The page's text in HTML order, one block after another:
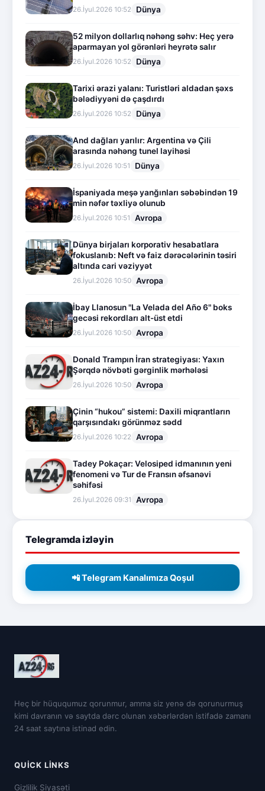
26.İyul.2026 10:52 Dünya
52 milyon dollarlıq nəhəng səhv: Heç yerə
aparmayan yol görənləri heyrətə salır
26.İyul.2026 10:52 Dünya
Tarixi ərazi yalanı: Turistləri aldadan şəxs
bələdiyyəni də çaşdırdı
26.İyul.2026 10:52 Dünya
And dağları yarılır: Argentina və Çili
arasında nəhəng tunel layihəsi
26.İyul.2026 10:51 Dünya
İspaniyada meşə yanğınları səbəbindən 19
min nəfər təxliyə olunub
26.İyul.2026 10:51 Avropa
Dünya birjaları korporativ hesabatlara
fokuslanıb: Neft və faiz dərəcələrinin təsiri
altında cari vəziyyət
26.İyul.2026 10:50 Avropa
İbay Llanosun "La Velada del Año 6" boks
gecəsi rekordları alt-üst etdi
26.İyul.2026 10:50 Avropa
Donald Trampın İran strategiyası: Yaxın
Şərqdə növbəti gərginlik mərhələsi
26.İyul.2026 10:50 Avropa
Çinin “hukou” sistemi: Daxili miqrantların
qarşısındakı görünməz sədd
26.İyul.2026 10:22 Avropa
Tadey Pokaçar: Velosiped idmanının yeni
fenomeni və Tur de Fransın əfsanəvi
səhifəsi
26.İyul.2026 09:31 Avropa
Telegramda izləyin
📲 Telegram Kanalımıza Qoşul
Heç bir hüququmuz qorunmur, amma siz yenə də qorunurmuş
kimi davranın və saytda dərc olunan xəbərlərdən istifadə zamanı
24 saat saytına istinad edin.
QUICK LINKS
Gizlilik Siyasəti